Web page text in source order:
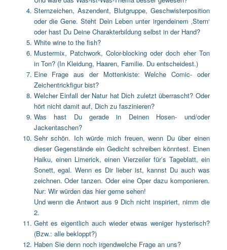
Sternzeichen, Aszendent, Blutgruppe, Geschwisterposition
oder die Gene. Steht Dein Leben unter irgendeinem ‚Stern‘
oder hast Du Deine Charakterbildung selbst in der Hand?
White wine to the fish?
Mustermix, Patchwork, Color-blocking oder doch eher Ton
in Ton? (In Kleidung, Haaren, Familie. Du entscheidest.)
Eine Frage aus der Mottenkiste: Welche Comic- oder
Zeichentrickfigur bist?
Welcher Einfall der Natur hat Dich zuletzt überrascht? Oder
hört nicht damit auf, Dich zu faszinieren?
Was hast Du gerade in Deinen Hosen- und/oder
Jackentaschen?
Sehr schön. Ich würde mich freuen, wenn Du über einen
dieser Gegenstände ein Gedicht schreiben könntest. Einen
Haiku, einen Limerick, einen Vierzeiler für’s Tageblatt, ein
Sonett, egal. Wenn es Dir lieber ist, kannst Du auch was
zeichnen. Oder tanzen. Oder eine Oper dazu komponieren.
Nur: Wir würden das hier gerne sehen!
Und wenn die Antwort aus 9 Dich nicht inspiriert, nimm die
2.
Geht es eigentlich auch wieder etwas weniger hysterisch?
(Bzw.: alle bekloppt?)
Haben Sie denn noch irgendwelche Frage an uns?